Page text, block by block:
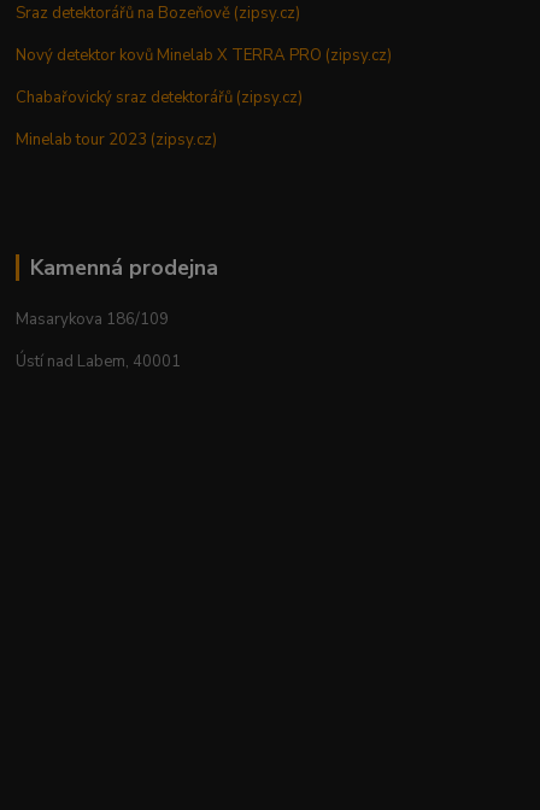
Sraz detektorářů na Bozeňově (zipsy.cz)
Nový detektor kovů Minelab X TERRA PRO (zipsy.cz)
Chabařovický sraz detektorářů (zipsy.cz)
Minelab tour 2023 (zipsy.cz)
Kamenná prodejna
Masarykova 186/109
Ústí nad Labem, 40001